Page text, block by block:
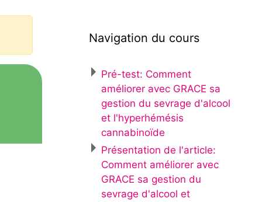
Navigation du cours
Pré-test: Comment
améliorer avec GRACE sa
gestion du sevrage d'alcool
et l'hyperhémésis
cannabinoïde
Présentation de l'article:
Comment améliorer avec
GRACE sa gestion du
sevrage d'alcool et